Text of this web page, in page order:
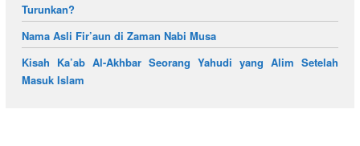
Turunkan?
Nama Asli Fir’aun di Zaman Nabi Musa
Kisah Ka’ab Al-Akhbar Seorang Yahudi yang Alim Setelah
Masuk Islam